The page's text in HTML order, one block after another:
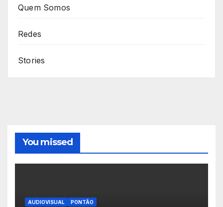
Quem Somos
Redes
Stories
You missed
AUDIOVISUAL PONTÃO